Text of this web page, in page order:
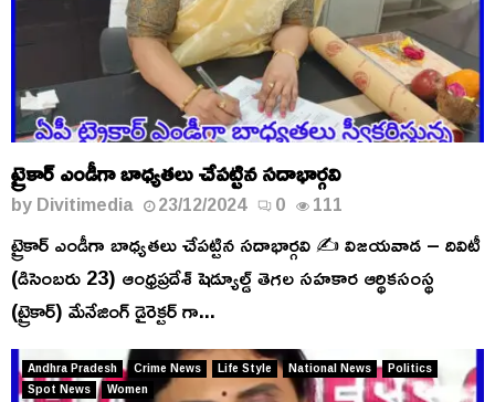
ట్రైకార్ ఎండీగా బాధ్యతలు చేపట్టిన సదాభార్గవి
byDivitimedia 23/12/2024 0 111
ట్రైకార్ ఎండీగా బాధ్యతలు చేపట్టిన సదాభార్గవి ✍️ విజయవాడ – దివిటీ
(డిసెంబరు 23) ఆంధ్రప్రదేశ్ షెడ్యూల్డ్ తెగల సహకార ఆర్థికసంస్థ
(ట్రైకార్) మేనేజింగ్ డైరెక్టర్ గా...
Andhra Pradesh Crime News Life Style National News
Politics
Spot News
Women